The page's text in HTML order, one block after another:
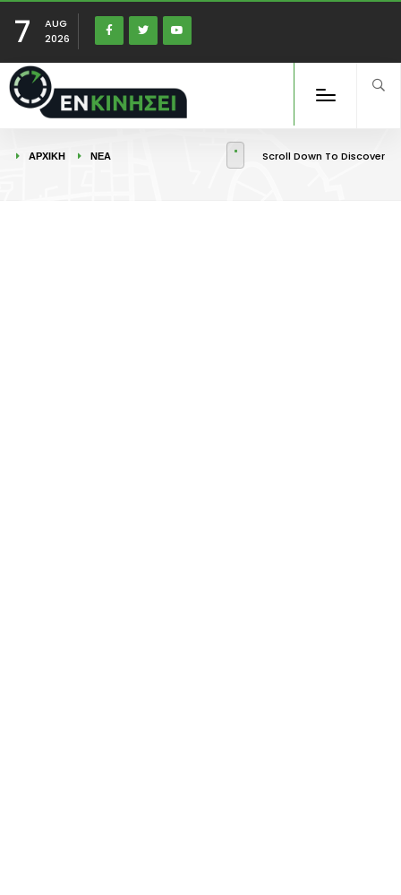
7
AUG
2026
ΑΡΧΙΚΉ ΝΕΑ Scroll Down To Discover